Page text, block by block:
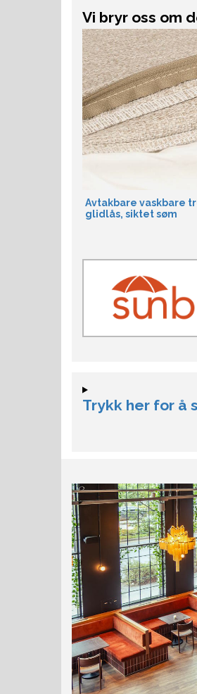
Vi bryr oss om
Avtakbare vaskbare
glidlås, siktet søm
Trykk her for å